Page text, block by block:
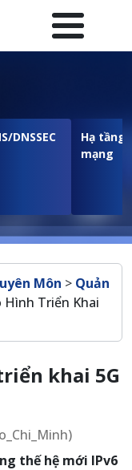
DNSSEC
Hạ tầng
mạng
Môn > Quản
Triển Khai
khai 5G
thế hệ mới IPv6